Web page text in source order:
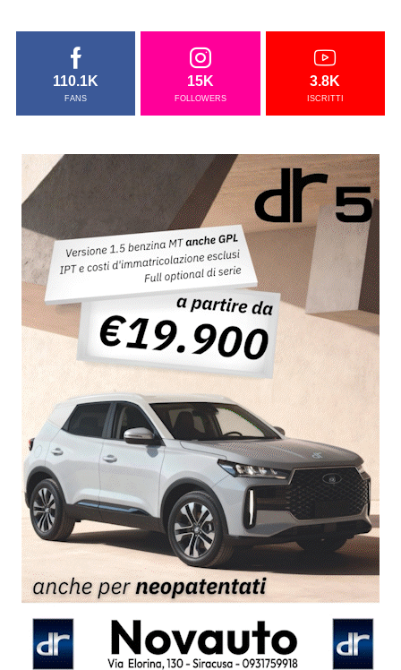
110.1K
FANS
15K
FOLLOWERS
3.8K
ISCRITTI